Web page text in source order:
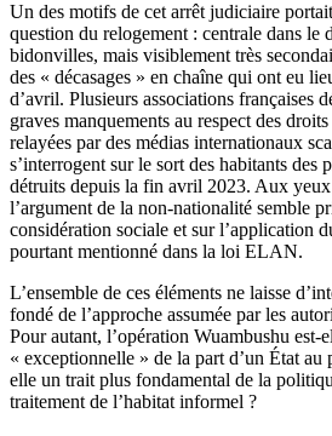
Un des motifs de cet arrêt judiciaire
question du relogement : centrale dans le
bidonvilles, mais visiblement très
des « décasages » en chaîne qui ont eu
d’avril. Plusieurs associations françaises
graves manquements au respect des
relayées par des médias internationaux
s’interrogent sur le sort des habitants des
détruits depuis la fin avril 2023. Aux
l’argument de la non-nationalité semble
considération sociale et sur l’application
pourtant mentionné dans la loi ELAN.
L’ensemble de ces éléments ne laisse
fondé de l’approche assumée par les
Pour autant, l’opération Wuambushu est-
« exceptionnelle » de la part d’un État
elle un trait plus fondamental de la
traitement de l’habitat informel ?